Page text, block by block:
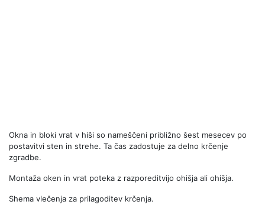
Okna in bloki vrat v hiši so nameščeni približno šest mesecev po
postavitvi sten in strehe. Ta čas zadostuje za delno krčenje
zgradbe.
Montaža oken in vrat poteka z razporeditvijo ohišja ali ohišja.
Shema vlečenja za prilagoditev krčenja.